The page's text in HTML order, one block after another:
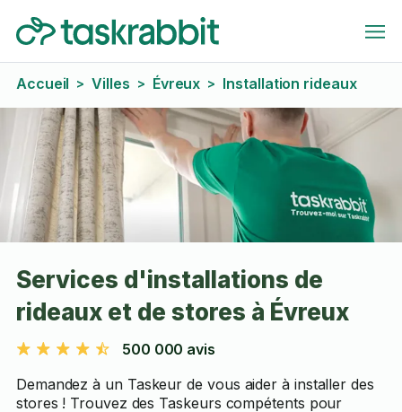
Accueil > Villes > Évreux > Installation rideaux
Services d'installations de
rideaux et de stores à Évreux
500 000 avis
Demandez à un Taskeur de vous aider à installer des
stores ! Trouvez des Taskeurs compétents pour